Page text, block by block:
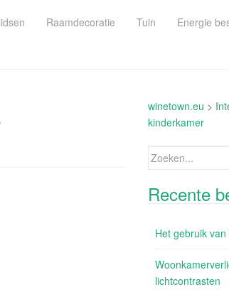
Raamdecoratie Tuin Energie
winetown.eu >
kinderkamer
Zoeken
Recente
Het gebruik
lichtcontrasten